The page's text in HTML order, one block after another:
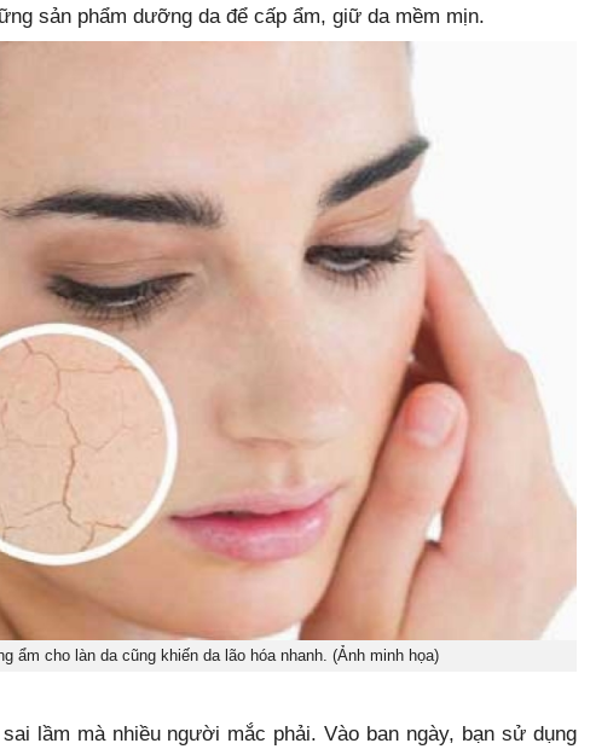
sản phẩm dưỡng da để cấp ẩm, giữ da mềm mịn.
ẩm cho làn da cũng khiến da lão hóa nhanh. (Ảnh minh họa)
lầm mà nhiều người mắc phải. Vào ban ngày, bạn sử dụng